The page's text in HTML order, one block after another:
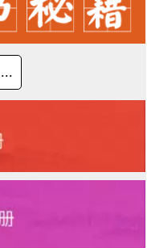
...